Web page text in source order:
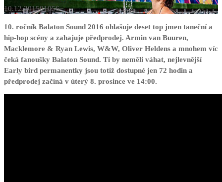
10.12.201501056
10. ročník Balaton Sound 2016 ohlašuje deset top jmen taneční a
hip-hop scény a zahajuje předprodej. Armin van Buuren,
Macklemore & Ryan Lewis, W&W, Oliver Heldens a mnohem víc
čeká fanoušky Balaton Sound. Ti by neměli váhat, nejlevnější
Early bird permanentky jsou totiž dostupné jen 72 hodin a
předprodej začíná v úterý 8. prosince ve 14:00.